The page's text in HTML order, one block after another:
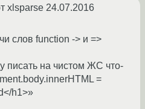
xlsparse 24.07.2016
слов function -> и =>
писать на чистом ЖС что-
=
h1>»